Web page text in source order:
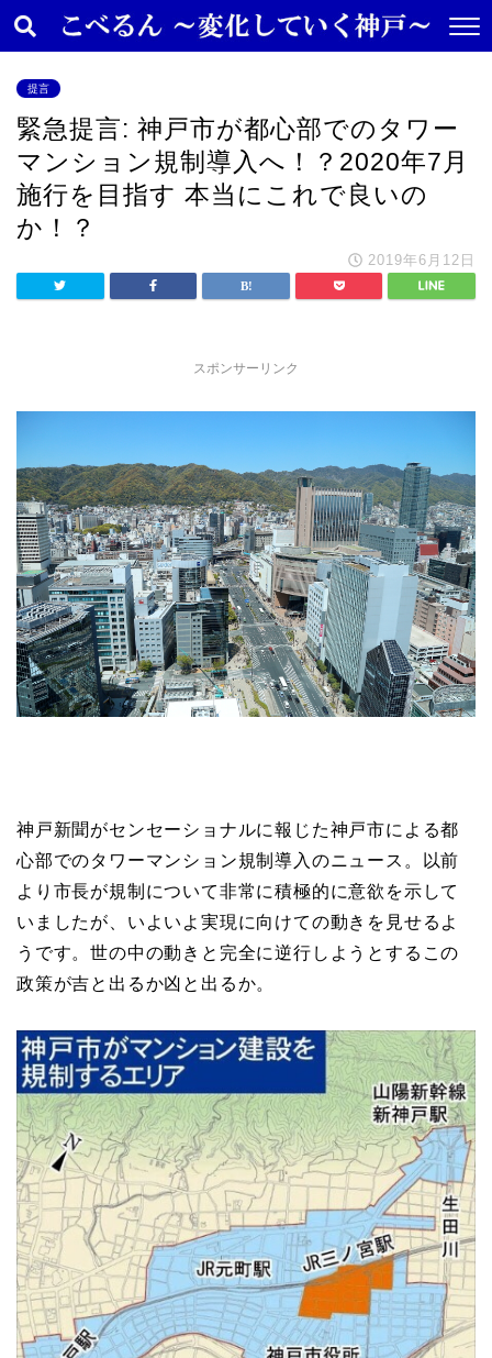
提言
緊急提言: 神戸市が都心部でのタワー
マンション規制導入へ！？2020年7月
施行を目指す 本当にこれで良いの
か！？
2019年6月12日
スポンサーリンク
神戸新聞がセンセーショナルに報じた神戸市による都
心部でのタワーマンション規制導入のニュース。以前
より市長が規制について非常に積極的に意欲を示して
いましたが、いよいよ実現に向けての動きを見せるよ
うです。世の中の動きと完全に逆行しようとするこの
政策が吉と出るか凶と出るか。